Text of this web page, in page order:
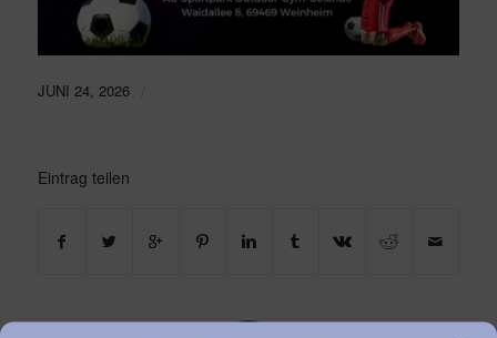
JUNI 24, 2026
Eintrag teilen